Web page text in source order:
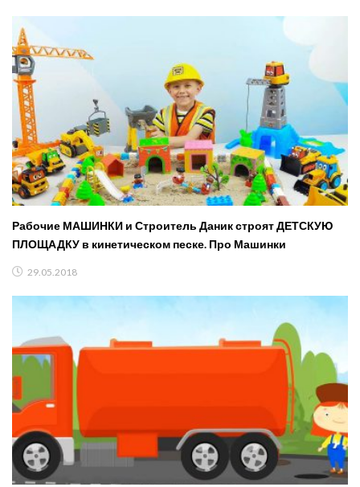
Рабочие МАШИНКИ и Строитель Даник строят ДЕТСКУЮ
ПЛОЩАДКУ в кинетическом песке. Про Машинки
29.05.2018